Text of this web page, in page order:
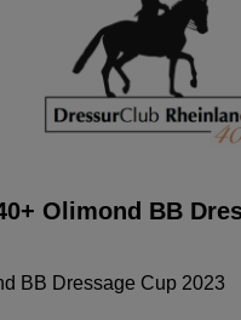
Olimond BB
BB Dressage Cup 2023